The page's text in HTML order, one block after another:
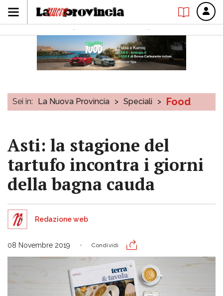
Sei in: La Nuova Provincia > Speciali > Food
Asti: la stagione del
tartufo incontra i giorni
della bagna cauda
Redazione web
08 Novembre 2019 Condividi